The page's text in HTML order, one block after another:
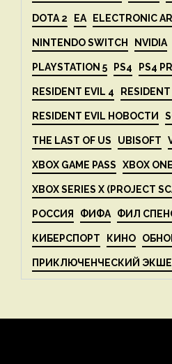
DOTA 2 EA ELECTRONIC
NINTENDO SWITCH NVIDIA
PLAYSTATION 5 PS4 PS4
RESIDENT EVIL 4
RESIDENT EVIL НОВОСТИ
THE LAST OF US UBISOFT
XBOX GAME PASS XBOX ONE
XBOX SERIES X (PROJECT
РОССИЯ ФИФА ФИЛ
КИБЕРСПОРТ КИНО
ПРИКЛЮЧЕНЧЕСКИЙ